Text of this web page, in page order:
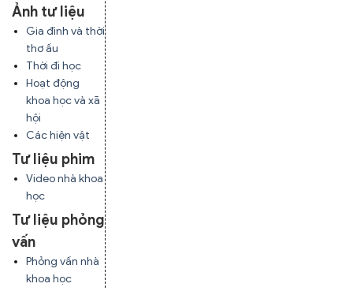
Ảnh tư liệu
Gia đình và thời
thơ ấu
Thời đi học
Hoạt động
khoa học và xã
hội
Các hiện vật
Tư liệu phim
Video nhà khoa
học
Tư liệu phỏng
vấn
Phỏng vấn nhà
khoa học